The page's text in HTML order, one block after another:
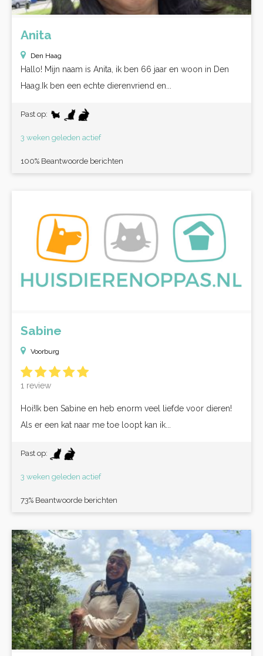
Anita
Den Haag
Hallo! Mijn naam is Anita, ik ben 66 jaar en woon in Den
Haag.Ik ben een echte dierenvriend en...
Past op:
3 weken geleden actief
100% Beantwoorde berichten
Sabine
Voorburg
1 review
Hoi!Ik ben Sabine en heb enorm veel liefde voor dieren!
Als er een kat naar me toe loopt kan ik...
Past op:
3 weken geleden actief
73% Beantwoorde berichten